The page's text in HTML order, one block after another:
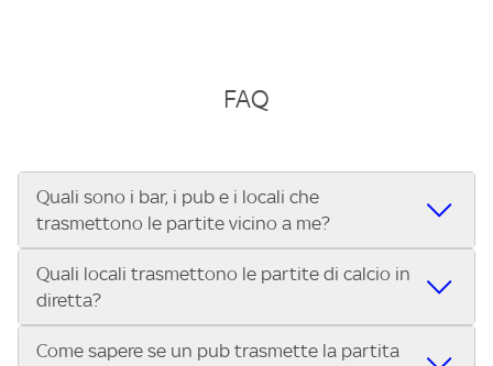
FAQ
Quali sono i bar, i pub e i locali che
trasmettono le partite vicino a me?
Se cerchi un bar, pub, ristorante o locale vicino a te per
vedere le partite di Serie A ENILIVE, la Serie C Sky Wifi, la
UEFA Champions League, la UEFA Europa League, la UEFA
Conference League, il Tennis, la Formula 1®, la MotoGP™ e
Quali locali trasmettono le partite di calcio in
diretta?
Vuoi sapere quali bar, pub o ristoranti mostrano le partite
Come sapere se un pub trasmette la partita